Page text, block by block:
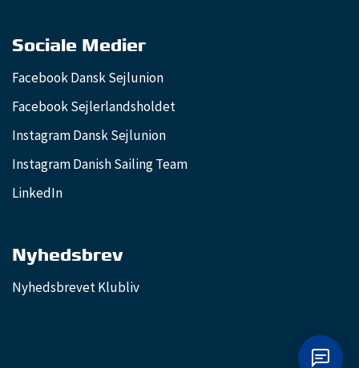
Sociale Medier
Facebook Dansk Sejlunion
Facebook Sejlerlandsholdet
Instagram Dansk Sejlunion
Instagram Danish Sailing Team
LinkedIn
Nyhedsbrev
Nyhedsbrevet Klubliv